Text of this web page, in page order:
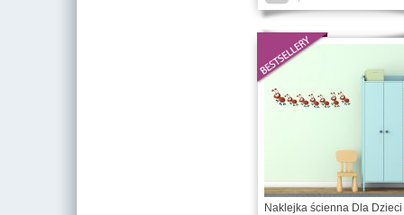
Naklejka ścienna Dla Dzieci